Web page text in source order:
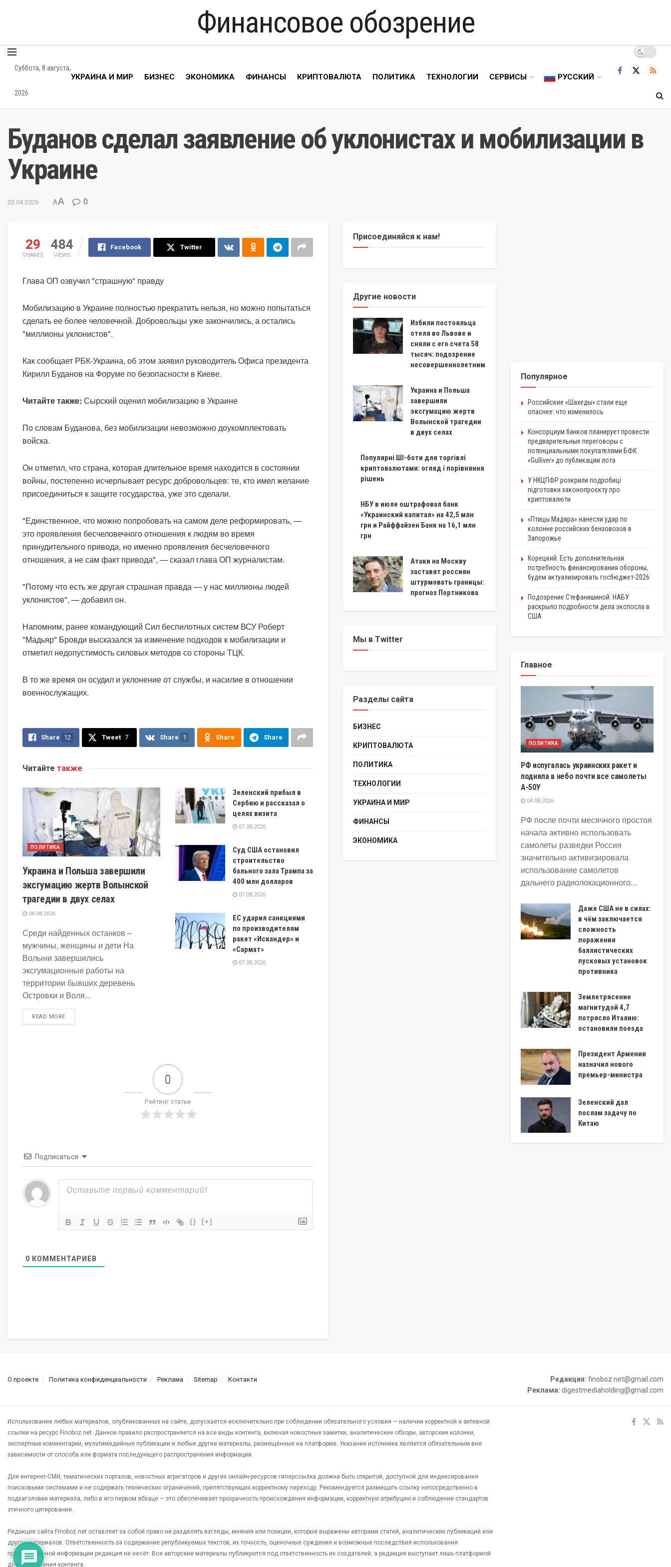
Финансовое обозрение
Суббота, 8 августа,
2026
УКРАИНА И МИР БИЗНЕС ЭКОНОМИКА ФИНАНСЫ КРИПТОВАЛЮТА ПОЛИТИКА ТЕХНОЛОГИИ СЕРВИСЫ РУССКИЙ
Буданов сделал заявление об уклонистах и мобилизации в
Украине
23.04.2026 AA 0
29
SHARES
484
VIEWS
Facebook Twitter
Глава ОП озвучил "страшную" правду
Мобилизацию в Украине полностью прекратить нельзя, но можно попытаться
сделать ее более человечной. Добровольцы уже закончились, а остались
"миллионы уклонистов".
Как сообщает РБК-Украина, об этом заявил руководитель Офиса президента
Кирилл Буданов на Форуме по безопасности в Киеве.
Читайте также: Сырский оценил мобилизацию в Украине
По словам Буданова, без мобилизации невозможно доукомплектовать
войска.
Он отметил, что страна, которая длительное время находится в состоянии
войны, постепенно исчерпывает ресурс добровольцев: те, кто имел желание
присоединиться к защите государства, уже это сделали.
"Единственное, что можно попробовать на самом деле реформировать, —
это проявления бесчеловечного отношения к людям во время
принудительного привода, но именно проявления бесчеловечного
отношения, а не сам факт привода", — сказал глава ОП журналистам.
"Потому что есть же другая страшная правда — у нас миллионы людей
уклонистов", — добавил он.
Напомним, ранее командующий Сил беспилотных систем ВСУ Роберт
"Мадьяр" Бровди высказался за изменение подходов к мобилизации и
отметил недопустимость силовых методов со стороны ТЦК.
В то же время он осудил и уклонение от службы, и насилие в отношении
военнослужащих.
Share 12 Tweet 7 Share 1 Share Share
Читайте также
ПОЛИТИКА
Украина и Польша завершили
эксгумацию жертв Волынской
трагедии в двух селах
08.08.2026
Среди найденных останков –
мужчины, женщины и дети На
Волыни завершились
эксгумационные работы на
территории бывших деревень
Островки и Воля...
READ MOREDETAILS
Зеленский прибыл в
Сербию и рассказал о
целях визита
07.08.2026
Суд США остановил
строительство
бального зала Трампа за
400 млн долларов
07.08.2026
ЕС ударил санкциями
по производителям
ракет «Искандер» и
«Сармат»
07.08.2026
0
Рейтинг статьи
Подписаться
{} [+]
0 КОММЕНТАРИЕВ
Присоединяйся к нам!
Другие новости
Избили постояльца
отеля во Львове и
сняли с его счета 58
тысяч: подозрение
несовершеннолетним
Украина и Польша
завершили
эксгумацию жертв
Волынской трагедии
в двух селах
Популярні ШІ-боти для торгівлі
криптовалютами: огляд і порівняння
рішень
НБУ в июле оштрафовал банк
«Украинский капитал» на 42,5 млн
грн и Райффайзен Банк на 16,1 млн
грн
Атаки на Москву
заставят россиян
штурмовать границы:
прогноз Портникова
Мы в Twitter
Разделы сайта
БИЗНЕС
КРИПТОВАЛЮТА
ПОЛИТИКА
ТЕХНОЛОГИИ
УКРАИНА И МИР
ФИНАНСЫ
ЭКОНОМИКА
Популярное
Российские «Шахеды» стали еще
опаснее: что изменилось
Консорциум банков планирует провести
предварительные переговоры с
потенциальными покупателями БФК
«Gulliver» до публикации лота
У НКЦПФР розкрили подробиці
підготовки законопроєкту про
криптовалюти
«Птицы Мадяра» нанесли удар по
колонне российских бензовозов в
Запорожье
Корецкий: Есть дополнительная
потребность финансирования обороны,
будем актуализировать госбюджет-2026
Подозрение Стефанишиной: НАБУ
раскрыло подробности дела экспосла в
США
Главное
ПОЛИТИКА
РФ испугалась украинских ракет и
подняла в небо почти все самолеты
А-50У
04.08.2026
РФ после почти месячного простоя
начала активно использовать
самолеты разведки Россия
значительно активизировала
использование самолетов
дальнего радиолокационного...
Даже США не в силах:
в чём заключается
сложность
поражения
баллистических
пусковых установок
противника
Землетрясение
магнитудой 4,7
потрясло Италию:
остановили поезда
Президент Армении
назначил нового
премьер-министра
Зеленский дал
послам задачу по
Китаю
О проекте Политика конфиденциальности Реклама Sitemap Контакти Редакция: finoboz.net@gmail.com
Реклама: digestmediaholding@gmail.com
Использование любых материалов, опубликованных на сайте, допускается исключительно при соблюдении обязательного условия — наличии корректной и активной
ссылки на ресурс Finoboz.net. Данное правило распространяется на все виды контента, включая новостные заметки, аналитические обзоры, авторские колонки,
экспертные комментарии, мультимедийные публикации и любые другие материалы, размещённые на платформе. Указание источника является обязательным вне
зависимости от способа или формата последующего распространения информации.
Для интернет-СМИ, тематических порталов, новостных агрегаторов и других онлайн-ресурсов гиперссылка должна быть открытой, доступной для индексирования
поисковыми системами и не содержать технических ограничений, препятствующих корректному переходу. Рекомендуется размещать ссылку непосредственно в
подзаголовке материала, либо в его первом абзаце — это обеспечивает прозрачность происхождения информации, корректную атрибуцию и соблюдение стандартов
этичного цитирования.
Редакция сайта Finoboz.net оставляет за собой право не разделять взгляды, мнения или позиции, которые выражены авторами статей, аналитических публикаций или
других материалов. Ответственность за содержание републикуемых текстов, их точность, оценочные суждения и возможные последствия использования
представленной информации редакция не несёт. Все авторские материалы публикуются под ответственность их создателей, а редакция выступает лишь платформой
для размещения контента.